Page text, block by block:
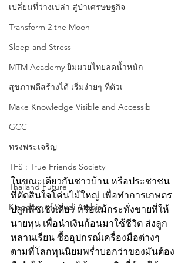
เปลี่ยนที่ว่างเปล่า สู่ป่าเศรษษฐกิจ
Transform 2 the Moon
Sleep and Stress
MTM Academy ยิมมวยไทยลดน้ำหนัก
สุขภาพดีสร้างได้ เริ่มง่ายๆ ที่ตัวเ
Make Knowledge Visible and Accessib
GCC
ทรงพระเจริญ
TFS : True Friends Society
Thailand Future
Kingdom of Saudi Arabia
ในขณะเดียวกันชาวบ้าน หรือประชาชน
ที่ตัดสินใจโค่นไม้ใหญ่ เพื่อทำการเกษตร
ปลูกพืชเชิงเดี่ยว หรือแม้กระทั่งขายที่ให้
นายทุน เพื่อนำเงินก้อนมาใช้ชีวิต ส่งลูก
หลานเรียน ซื้ออุปกรณ์เครื่องมือต่างๆ
ตามที่โลกทุนนิยมพร่ำบอกว่าของมันต้อง